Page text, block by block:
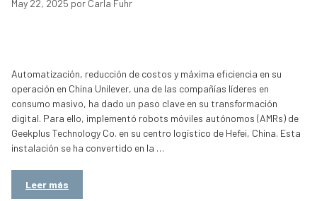
May 22, 2025 por Carla Fuhr
Automatización, reducción de costos y máxima eficiencia en su
operación en China Unilever, una de las compañías líderes en
consumo masivo, ha dado un paso clave en su transformación
digital. Para ello, implementó robots móviles autónomos (AMRs) de
Geekplus Technology Co. en su centro logístico de Hefei, China. Esta
instalación se ha convertido en la …
Leer más